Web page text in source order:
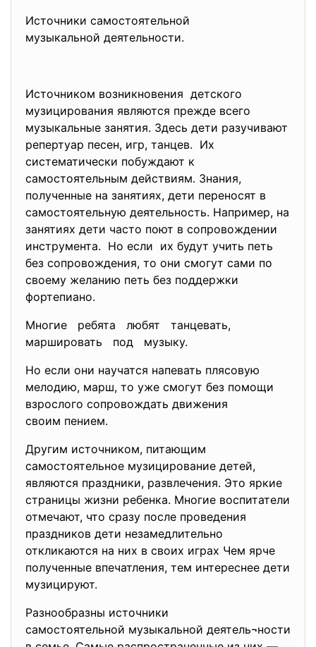
Источники самостоятельной
музыкальной деятельности.
Источником возникновения детского
музицирования являются прежде всего
музыкальные занятия. Здесь дети разучивают
репертуар песен, игр, танцев. Их
систематически побуждают к
самостоятельным действиям. Знания,
полученные на занятиях, дети переносят в
самостоятельную деятельность. Например, на
занятиях дети часто поют в сопровождении
инструмента. Но если их будут учить петь
без сопровождения, то они смогут сами по
своему желанию петь без поддержки
фортепиано.
Многие ребята любят танцевать,
маршировать под музыку.
Но если они научатся напевать плясовую
мелодию, марш, то уже смогут без помощи
взрослого сопровождать движения
своим пением.
Другим источником, питающим
самостоятельное музицирование детей,
являются праздники, развлечения. Это яркие
страницы жизни ребенка. Многие воспитатели
отмечают, что сразу после проведения
праздников дети незамедлительно
откликаются на них в своих играх Чем ярче
полученные впечатления, тем интереснее дети
музицируют.
Разнообразны источники
самостоятельной музыкальной деятель¬ности